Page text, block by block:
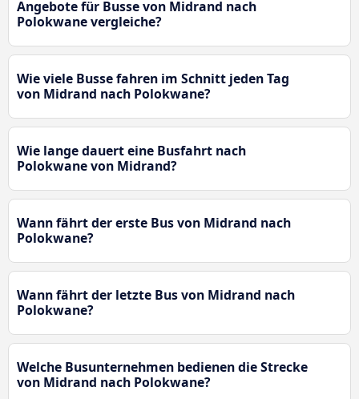
Angebote für Busse von Midrand nach
Polokwane vergleiche?
Wie viele Busse fahren im Schnitt jeden Tag
von Midrand nach Polokwane?
Wie lange dauert eine Busfahrt nach
Polokwane von Midrand?
Wann fährt der erste Bus von Midrand nach
Polokwane?
Wann fährt der letzte Bus von Midrand nach
Polokwane?
Welche Busunternehmen bedienen die Strecke
von Midrand nach Polokwane?